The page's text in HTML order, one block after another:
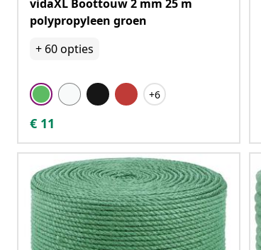
vidaXL Boottouw 2 mm 25 m
polypropyleen groen
+ 60opties
+6
€ 11